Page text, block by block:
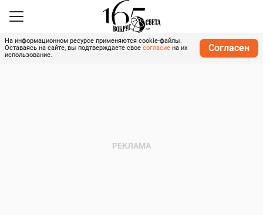
На информационном ресурсе применяются cookie-файлы.
Оставаясь на сайте, вы подтверждаете свое согласие на их
использование.
Согласен